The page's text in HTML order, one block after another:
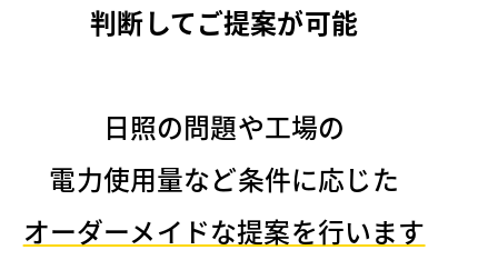
判断してご提案が可能
⽇照の問題や⼯場の
電⼒使⽤量など条件に応じた
オーダーメイドな提案を行います